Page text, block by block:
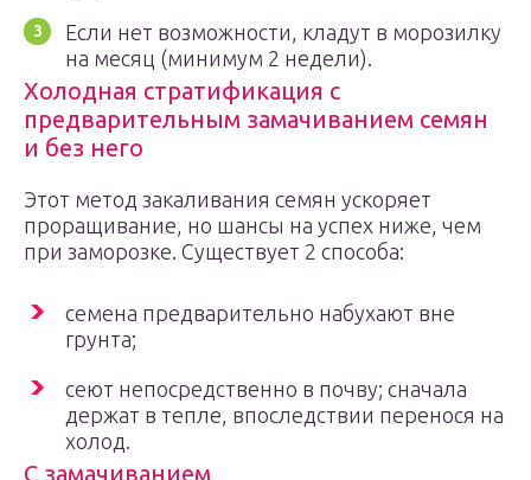
Если нет возможности, кладут в морозилку
на месяц (минимум 2 недели).
Холодная стратификация с
предварительным замачиванием семян
и без него
Этот метод закаливания семян ускоряет
проращивание, но шансы на успех ниже, чем
при заморозке. Существует 2 способа:
семена предварительно набухают вне
грунта;
сеют непосредственно в почву; сначала
держат в тепле, впоследствии перенося на
холод.
С замачиванием